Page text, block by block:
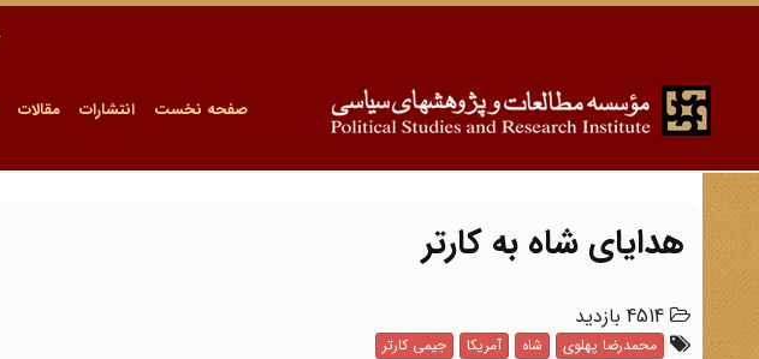
صفحه نخست انتشارات مقالات
هدایای شاه به کارتر
محمدرضا پهلوی شاه آمریکا جیمی کارتر